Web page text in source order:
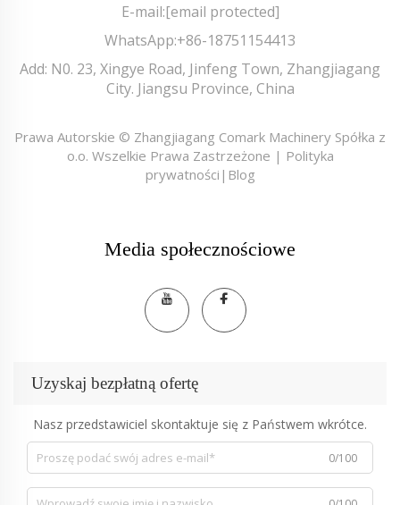
E-mail:[email protected]
WhatsApp:+86-18751154413
Add: N0. 23, Xingye Road, Jinfeng Town, Zhangjiagang
City. Jiangsu Province, China
Prawa Autorskie © Zhangjiagang Comark Machinery Spółka z
o.o. Wszelkie Prawa Zastrzeżone | Polityka
prywatności | Blog
Media społecznościowe
Uzyskaj bezpłatną ofertę
Nasz przedstawiciel skontaktuje się z Państwem wkrótce.
0/100